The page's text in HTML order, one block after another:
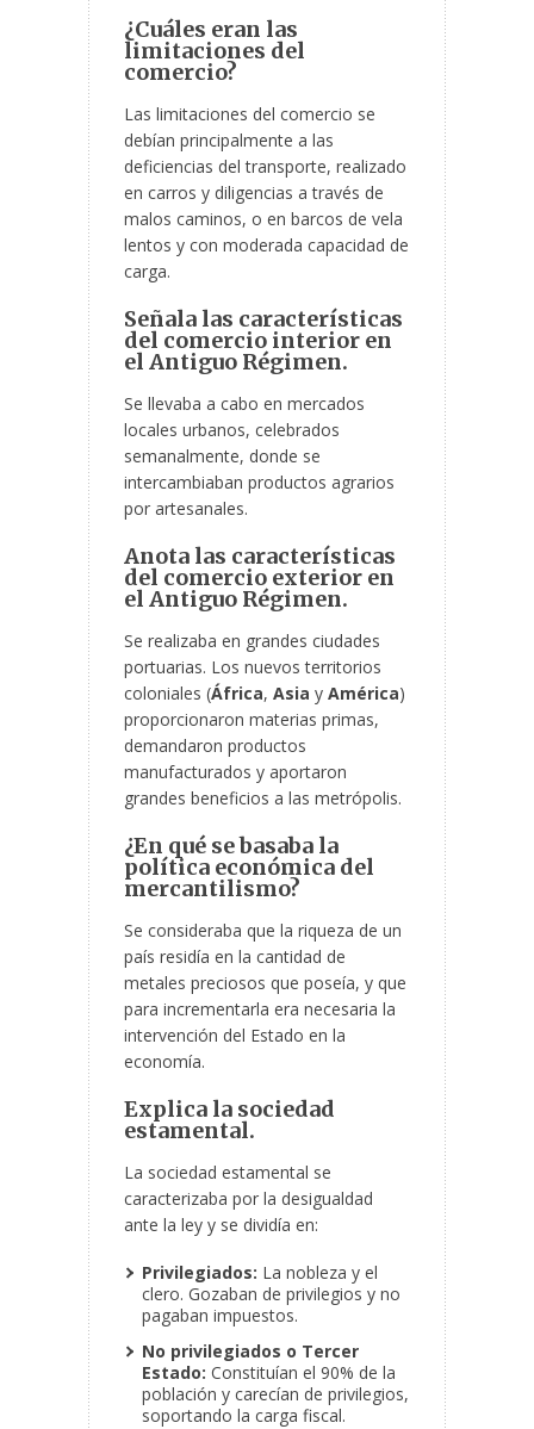
¿Cuáles eran las
limitaciones del
comercio?
Las limitaciones del comercio se
debían principalmente a las
deficiencias del transporte, realizado
en carros y diligencias a través de
malos caminos, o en barcos de vela
lentos y con moderada capacidad de
carga.
Señala las características
del comercio interior en
el Antiguo Régimen.
Se llevaba a cabo en mercados
locales urbanos, celebrados
semanalmente, donde se
intercambiaban productos agrarios
por artesanales.
Anota las características
del comercio exterior en
el Antiguo Régimen.
Se realizaba en grandes ciudades
portuarias. Los nuevos territorios
coloniales (África, Asia y América)
proporcionaron materias primas,
demandaron productos
manufacturados y aportaron
grandes beneficios a las metrópolis.
¿En qué se basaba la
política económica del
mercantilismo?
Se consideraba que la riqueza de un
país residía en la cantidad de
metales preciosos que poseía, y que
para incrementarla era necesaria la
intervención del Estado en la
economía.
Explica la sociedad
estamental.
La sociedad estamental se
caracterizaba por la desigualdad
ante la ley y se dividía en:
Privilegiados: La nobleza y el
clero. Gozaban de privilegios y no
pagaban impuestos.
No privilegiados o Tercer
Estado: Constituían el 90% de la
población y carecían de privilegios,
soportando la carga fiscal.